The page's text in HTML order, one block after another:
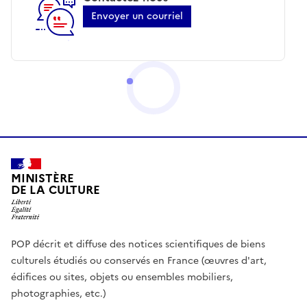
Envoyer un courriel
MINISTÈRE
DE LA CULTURE
POP décrit et diffuse des notices scientifiques de biens
culturels étudiés ou conservés en France (œuvres d'art,
édifices ou sites, objets ou ensembles mobiliers,
photographies, etc.)